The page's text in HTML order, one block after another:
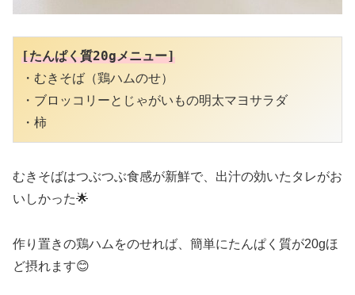
[たんぱく質20gメニュー]
・むきそば（鶏ハムのせ）
・ブロッコリーとじゃがいもの明太マヨサラダ
・柿
むきそばはつぶつぶ食感が新鮮で、出汁の効いたタレがお
いしかった🌟
作り置きの鶏ハムをのせれば、簡単にたんぱく質が20gほ
ど摂れます😊